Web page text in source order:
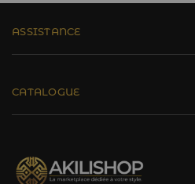
ASSISTANCE
CATALOGUE